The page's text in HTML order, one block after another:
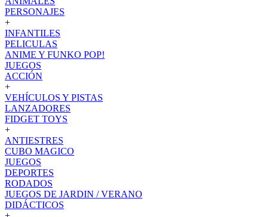
PERSONAJES
+
INFANTILES
PELICULAS
ANIME Y FUNKO POP!
JUEGOS
ACCIÓN
+
VEHÍCULOS Y PISTAS
LANZADORES
FIDGET TOYS
+
ANTIESTRES
CUBO MAGICO
JUEGOS
DEPORTES
RODADOS
JUEGOS DE JARDIN / VERANO
DIDÁCTICOS